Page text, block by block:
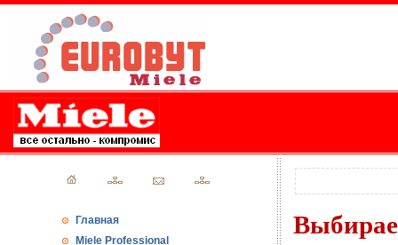
Главная
Miele Professional